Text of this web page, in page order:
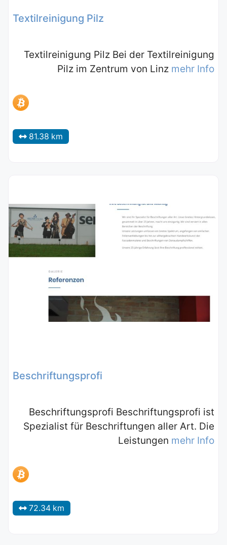
Textilreinigung Pilz
Textilreinigung Pilz Bei der Textilreinigung
Pilz im Zentrum von Linz mehr Info
81.38 km
Beschriftungsprofi
Beschriftungsprofi Beschriftungsprofi ist
Spezialist für Beschriftungen aller Art. Die
Leistungen mehr Info
72.34 km